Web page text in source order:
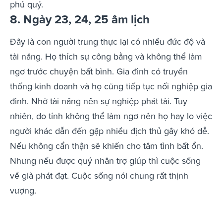
phú quý.
8. Ngày 23, 24, 25 âm lịch
Đây là con người trung thực lại có nhiều đức độ và
tài năng. Họ thích sự công bằng và không thể làm
ngơ trước chuyện bất bình. Gia đình có truyền
thống kinh doanh và họ cũng tiếp tục nối nghiệp gia
đình. Nhờ tài năng nên sự nghiệp phát tài. Tuy
nhiên, do tính không thể làm ngơ nên họ hay lo việc
người khác dẫn đến gặp nhiều địch thủ gây khó dễ.
Nếu không cẩn thận sẽ khiến cho tâm tình bất ổn.
Nhưng nếu được quý nhân trợ giúp thì cuộc sống
về già phát đạt. Cuộc sống nói chung rất thịnh
vượng.